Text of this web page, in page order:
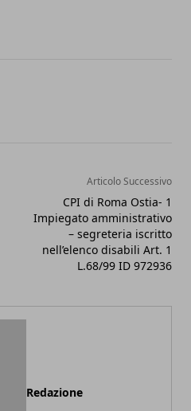
Articolo Successivo
CPI di Roma Ostia- 1
Impiegato amministrativo
– segreteria iscritto
nell’elenco disabili Art. 1
L.68/99 ID 972936
Redazione